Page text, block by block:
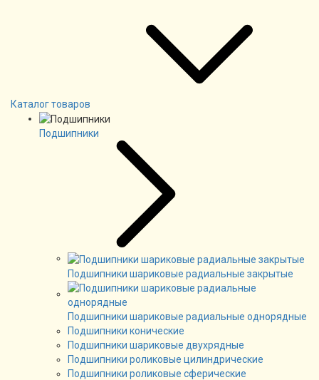
Каталог товаров
Подшипники
Подшипники шариковые радиальные закрытые
Подшипники шариковые радиальные однорядные
Подшипники конические
Подшипники шариковые двухрядные
Подшипники роликовые цилиндрические
Подшипники роликовые сферические